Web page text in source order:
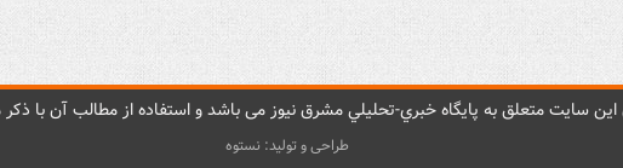
سايت متعلق به پایگاه خبري-تحليلي مشرق نيوز می باشد و استفاده از مطالب آن با ذکر
طراحی و تولید: نستوه